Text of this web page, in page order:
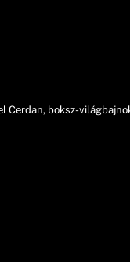
Cerdan, boksz-